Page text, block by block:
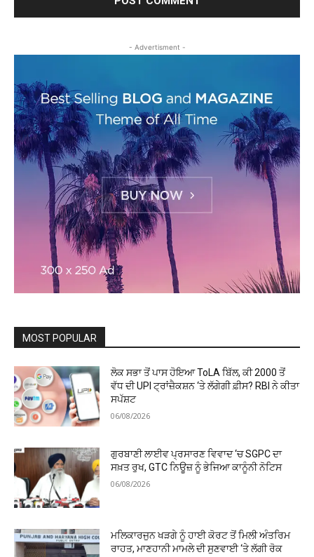
- Advertisment -
MOST POPULAR
ਲੋਕ ਸਭਾ ਤੋਂ ਪਾਸ ਹੋਇਆ ToLA ਬਿੱਲ, ਕੀ ₹2000 ਤੋਂ
ਵੱਧ ਦੀ UPI ਟ੍ਰਾਂਜ਼ੈਕਸ਼ਨ ‘ਤੇ ਲੱਗੇਗੀ ਫ਼ੀਸ? RBI ਨੇ ਕੀਤਾ
ਸਪੱਸ਼ਟ
06/08/2026
ਗੁਰਬਾਣੀ ਲਾਈਵ ਪ੍ਰਸਾਰਣ ਵਿਵਾਦ ‘ਚ SGPC ਦਾ
ਸਖ਼ਤ ਰੁਖ, GTC ਨਿਊਜ਼ ਨੂੰ ਭੇਜਿਆ ਕਾਨੂੰਨੀ ਨੋਟਿਸ
06/08/2026
ਮਲਿਕਾਰਜੁਨ ਖੜਗੇ ਨੂੰ ਹਾਈ ਕੋਰਟ ਤੋਂ ਮਿਲੀ ਅੰਤਰਿਮ
ਰਾਹਤ, ਮਾਣਹਾਨੀ ਮਾਮਲੇ ਦੀ ਸੁਣਵਾਈ ‘ਤੇ ਲੱਗੀ ਰੋਕ